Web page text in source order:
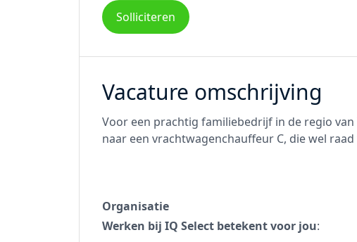
Solliciteren
Vacature omschrijving
Voor een prachtig familiebedrijf in de regio
naar een vrachtwagenchauffeur C, die wel
Organisatie
Werken bij IQ Select betekent voor jou: